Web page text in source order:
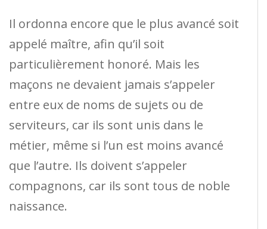
Il ordonna encore que le plus avancé soit
appelé maître, afin qu’il soit
particulièrement honoré. Mais les
maçons ne devaient jamais s’appeler
entre eux de noms de sujets ou de
serviteurs, car ils sont unis dans le
métier, même si l’un est moins avancé
que l’autre. Ils doivent s’appeler
compagnons, car ils sont tous de noble
naissance.